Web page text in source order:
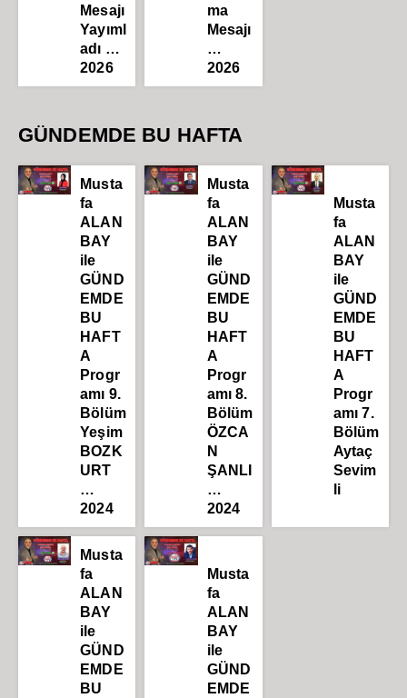
Mesajı
Yayıml
adı …
2026
ma
Mesajı
…
2026
GÜNDEMDE BU HAFTA
Musta
fa
ALAN
BAY
ile
GÜND
EMDE
BU
HAFT
A
Progr
amı 9.
Bölüm
Yeşim
BOZK
URT
…
2024
Musta
fa
ALAN
BAY
ile
GÜND
EMDE
BU
HAFT
A
Progr
amı 8.
Bölüm
ÖZCA
N
ŞANLI
…
2024
Musta
fa
ALAN
BAY
ile
GÜND
EMDE
BU
HAFT
A
Progr
amı 7.
Bölüm
Aytaç
Sevim
li
Musta
fa
ALAN
BAY
ile
GÜND
EMDE
BU
Musta
fa
ALAN
BAY
ile
GÜND
EMDE